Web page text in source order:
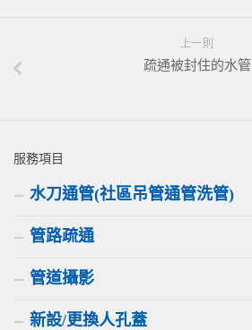
上一則
疏通被封住的水管
服務項目
水刀通管(社區吊管通管洗管)
管路疏通
管道攝影
新設/更換人孔蓋